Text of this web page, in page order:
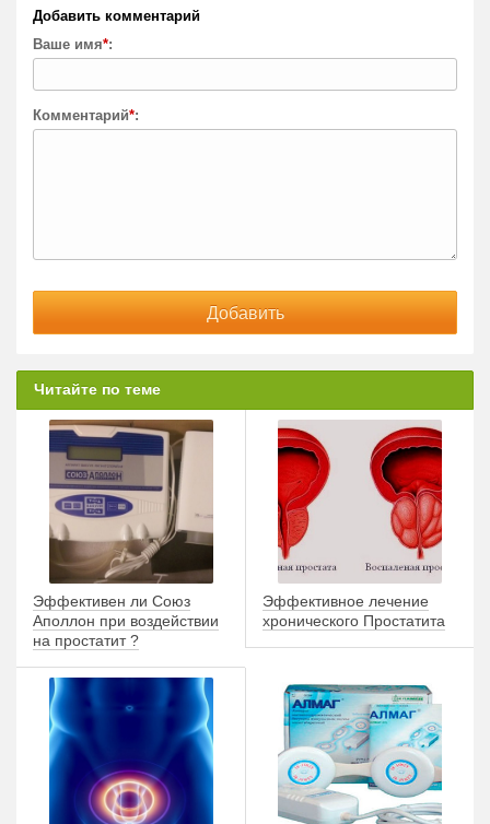
Добавить комментарий
Ваше имя*:
Комментарий*:
Читайте по теме
Эффективен ли Союз
Аполлон при воздействии
на простатит ?
Эффективное лечение
хронического Простатита